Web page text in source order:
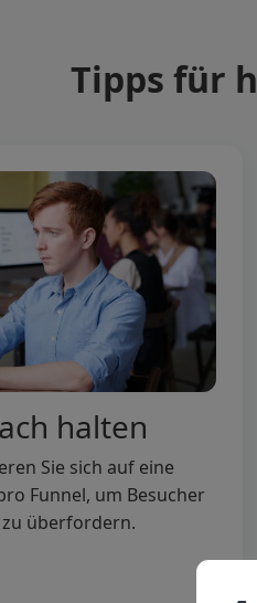
Tipps für
halten
Sie sich auf eine
Funnel, um Besucher
überfordern.